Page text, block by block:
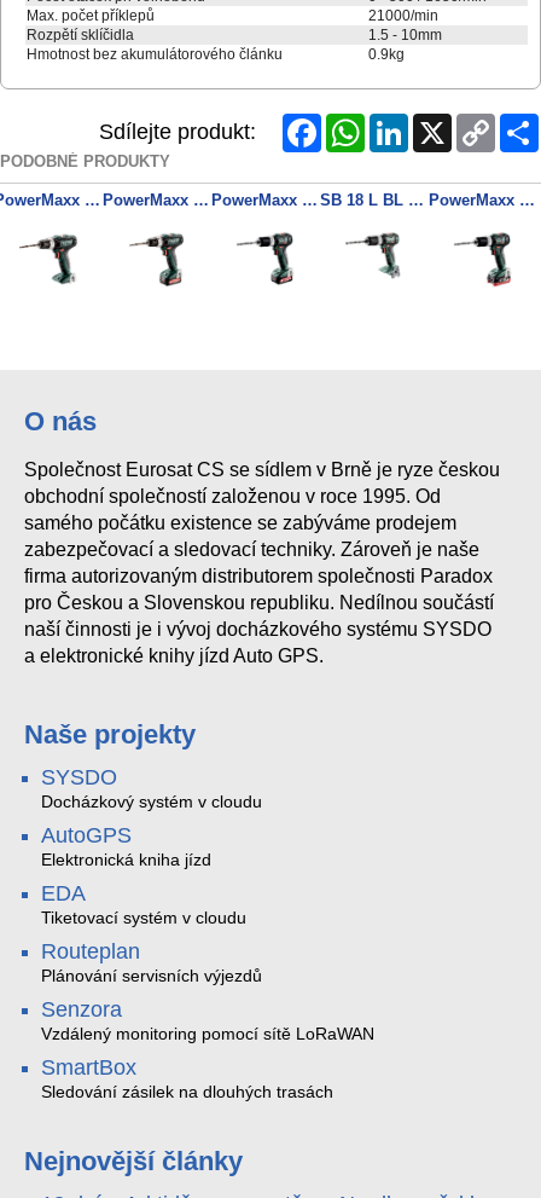
Max. počet příklepů
21000/min
Rozpětí sklíčidla
1.5 - 10mm
Hmotnost bez akumulátorového článku
0.9kg
Sdílejte produkt: FacebookWhatsAppLinkedInX
Copy
Link
PODOBNÉ PRODUKTY
PowerMaxx SB 12 Akumulátorová příklepová vrtačka PowerMaxx SB 12 Akumulátorová příklepová vrtačka 2x 12V/2Ah + nabíječka PowerMaxx SB 12 BL Akumulátorová příklepová vrtačka 2x 12V/2Ah + nabíječka SB 18 L BL Akumulátorová příklepová vrtačka PowerMaxx SB 12 BL Akumulátorová příklepová vrtačka 2x 12V/4Ah + nabíječka
O nás
Společnost Eurosat CS se sídlem v Brně je ryze českou
obchodní společností založenou v roce 1995. Od
samého počátku existence se zabýváme prodejem
zabezpečovací a sledovací techniky. Zároveň je naše
firma autorizovaným distributorem společnosti Paradox
pro Českou a Slovenskou republiku. Nedílnou součástí
naší činnosti je i vývoj docházkového systému SYSDO
a elektronické knihy jízd Auto GPS.
Naše projekty
SYSDO
Docházkový systém v cloudu
AutoGPS
Elektronická kniha jízd
EDA
Tiketovací systém v cloudu
Routeplan
Plánování servisních výjezdů
Senzora
Vzdálený monitoring pomocí sítě LoRaWAN
SmartBox
Sledování zásilek na dlouhých trasách
Nejnovější články